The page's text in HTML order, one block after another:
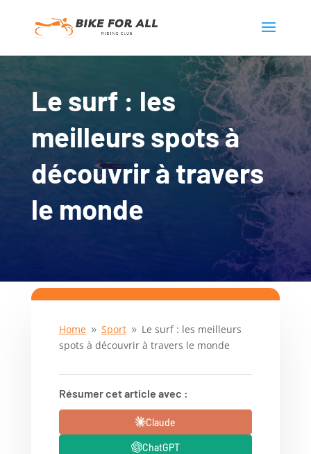
Le surf : les
meilleurs spots à
découvrir à travers
le monde
Home 9 Sport 9 Le surf : les meilleurs
spots à découvrir à travers le monde
Résumer cet article avec :
Claude
ChatGPT